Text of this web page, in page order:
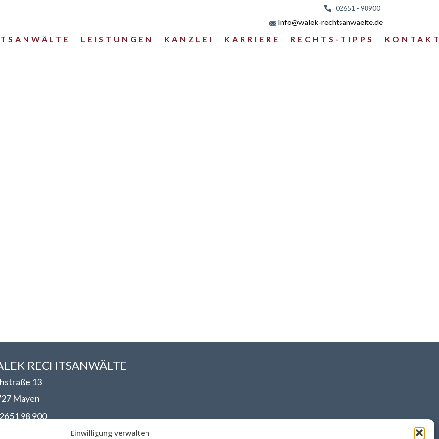
Einwilligung verwalten
02651 - 98900
LEISTUNGEN KANZLEI KARRIERE RECHTS-TIPPS
Info@walek-rechtsanwaelte.de
RECHTSANWÄLT​​E
13
Mayen
98 900
rechtsanwaelte.de